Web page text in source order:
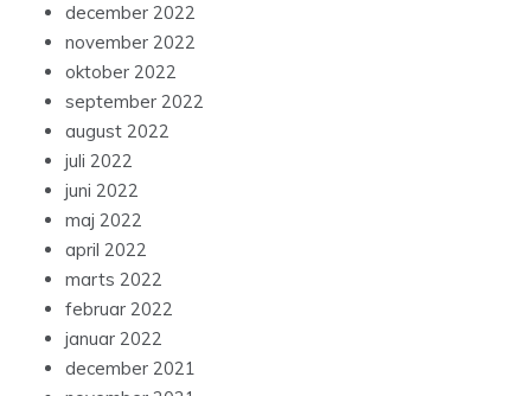
december 2022
november 2022
oktober 2022
september 2022
august 2022
juli 2022
juni 2022
maj 2022
april 2022
marts 2022
februar 2022
januar 2022
december 2021